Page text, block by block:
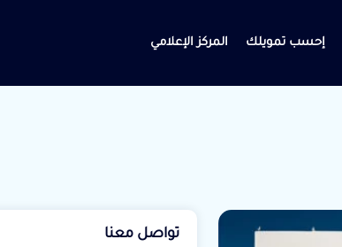
إحسب تمويلك المركز الإعلامي
تواصل معنا